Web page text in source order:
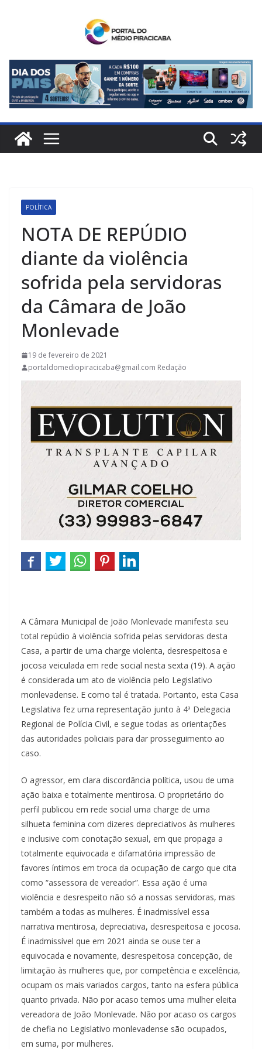
conteúdo
POLÍTICA
NOTA DE REPÚDIO
diante da violência
sofrida pela servidoras
da Câmara de João
Monlevade
19 de fevereiro de 2021
portaldomediopiracicaba@gmail.com Redação
A Câmara Municipal de João Monlevade manifesta seu
total repúdio à violência sofrida pelas servidoras desta
Casa, a partir de uma charge violenta, desrespeitosa e
jocosa veiculada em rede social nesta sexta (19). A ação
é considerada um ato de violência pelo Legislativo
monlevadense. E como tal é tratada. Portanto, esta Casa
Legislativa fez uma representação junto à 4ª Delegacia
Regional de Polícia Civil, e segue todas as orientações
das autoridades policiais para dar prosseguimento ao
caso.
O agressor, em clara discordância política, usou de uma
ação baixa e totalmente mentirosa. O proprietário do
perfil publicou em rede social uma charge de uma
silhueta feminina com dizeres depreciativos às mulheres
e inclusive com conotação sexual, em que propaga a
totalmente equivocada e difamatória impressão de
favores íntimos em troca da ocupação de cargo que cita
como “assessora de vereador”. Essa ação é uma
violência e desrespeito não só a nossas servidoras, mas
também a todas as mulheres. É inadmissível essa
narrativa mentirosa, depreciativa, desrespeitosa e jocosa.
É inadmissível que em 2021 ainda se ouse ter a
equivocada e novamente, desrespeitosa concepção, de
limitação às mulheres que, por competência e excelência,
ocupam os mais variados cargos, tanto na esfera pública
quanto privada. Não por acaso temos uma mulher eleita
vereadora de João Monlevade. Não por acaso os cargos
de chefia no Legislativo monlevadense são ocupados,
em suma, por mulheres.